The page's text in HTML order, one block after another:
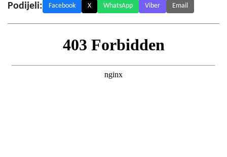
Podijeli: Facebook X WhatsApp Viber Email